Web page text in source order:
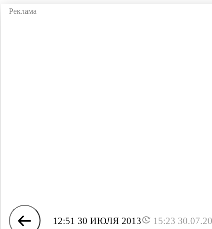
12:51 30 ИЮЛЯ 2013 15:23